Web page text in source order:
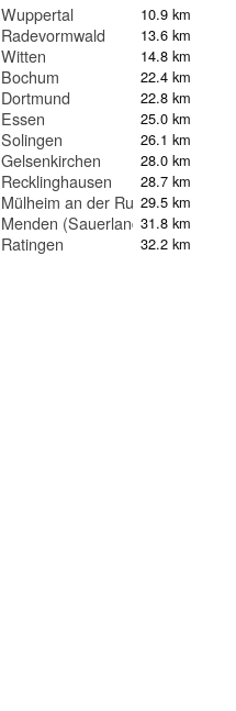
Wuppertal 10.9 km
Radevormwald 13.6 km
Witten 14.8 km
Bochum 22.4 km
Dortmund 22.8 km
Essen 25.0 km
Solingen 26.1 km
Gelsenkirchen 28.0 km
Recklinghausen 28.7 km
Mülheim an der Ruhr29.5 km
Menden (Sauerland)31.8 km
Ratingen 32.2 km